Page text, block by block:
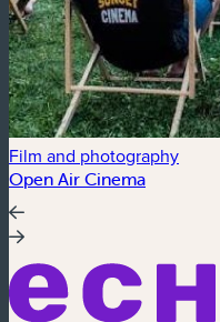
Film and photography
Open Air Cinema